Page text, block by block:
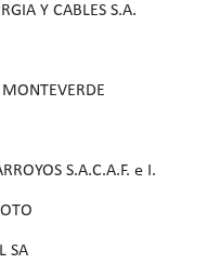
Y CABLES S.A.
S.A.C.A.F. e I.
SA